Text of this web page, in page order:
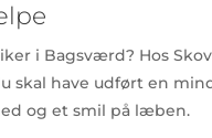
i Bagsværd? Hos
skal have udført en
og et smil på læben.